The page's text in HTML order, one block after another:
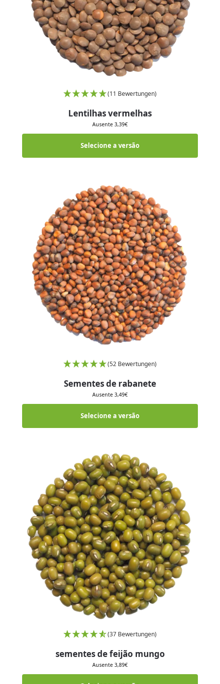
(11 Bewertungen)
Lentilhas vermelhas
Ausente 3,39€
Selecione a versão
(52 Bewertungen)
Sementes de rabanete
Ausente 3,49€
Selecione a versão
(37 Bewertungen)
sementes de feijão mungo
Ausente 3,89€